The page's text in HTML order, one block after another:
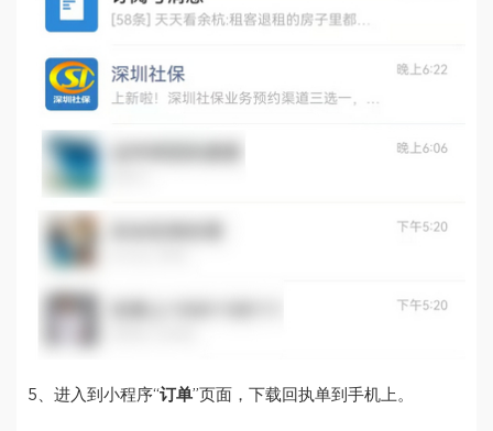
5、进入到小程序“订单”页面，下载回执单到手机上。